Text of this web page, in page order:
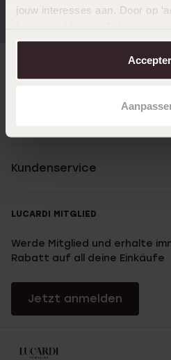
jouw interesses aan. Door op
aanpassen. Lees er meer over
€49
Kundenservice
LUCARDI MITGLIED
Werde Mitglied und erhalte
Rabatt auf all deine Einkäufe
Jetzt anmelden